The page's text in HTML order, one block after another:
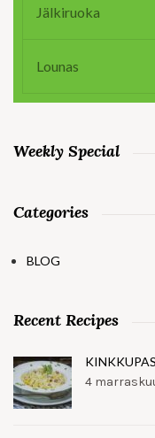
Jälkiruoka
Lounas
Weekly Special
Categories
BLOG
Recent Recipes
4